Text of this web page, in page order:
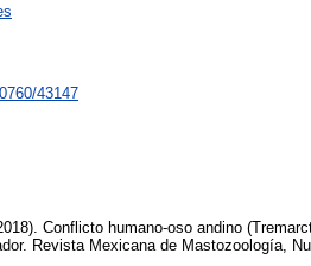
43147
Conflicto humano-oso andino
Revista Mexicana de Mastozoología,